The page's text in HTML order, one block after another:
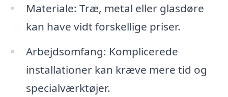
Materiale: Træ, metal eller glasdøre
kan have vidt forskellige priser.
Arbejdsomfang: Komplicerede
installationer kan kræve mere tid og
specialværktøjer.